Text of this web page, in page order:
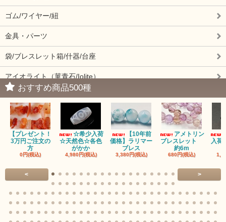
ゴム/ワイヤー/紐
金具・パーツ
袋/ブレスレット箱/什器/台座
アイオライト（菫青石/Iolite）
アイドクレーズ（Idocrase）（別名ベスビアナイト）
アクアマリン（藍玉/藍柱石/Aquamarine）
アクチノライトインクォーツ（Actinolite/緑閃石）
赤瑪瑙（レッドアゲート/カーネリアン）
アゲート（瑪瑙/Agate）各種
おすすめ商品500種
【プレゼント！
3万円ご注文の
方
0円(税込)
☆希少入荷
☆天然色☆各色
がかか
4,980円(税込)
【10年前
価格】ラリマー
ブレス
3,380円(税込)
アメトリン
ブレスレット
約6m
680円(税込)
入荷
< >